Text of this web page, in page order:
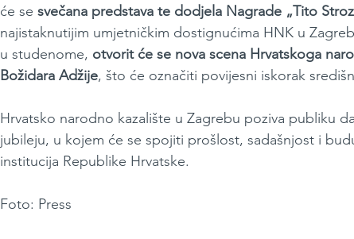
će se svečana predstava te dodjela Nagrade „Tito
najistaknutijim umjetničkim dostignućima HNK u
u studenome, otvorit će se nova scena Hrvatskoga
Božidara Adžije, što će označiti povijesni iskorak
Hrvatsko narodno kazalište u Zagrebu poziva publiku
jubileju, u kojem će se spojiti prošlost, sadašnjost i
institucija Republike Hrvatske.
Foto: Press